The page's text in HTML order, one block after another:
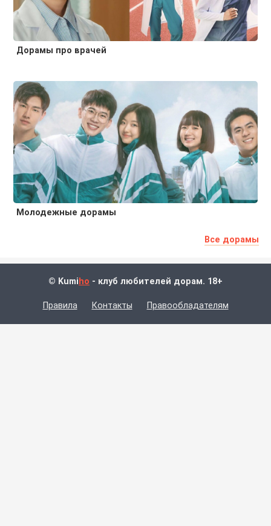
Дорамы про врачей
Молодежные дорамы
Все дорамы
© Kumi ho - клуб любителей дорам. 18+
Правила Контакты Правообладателям